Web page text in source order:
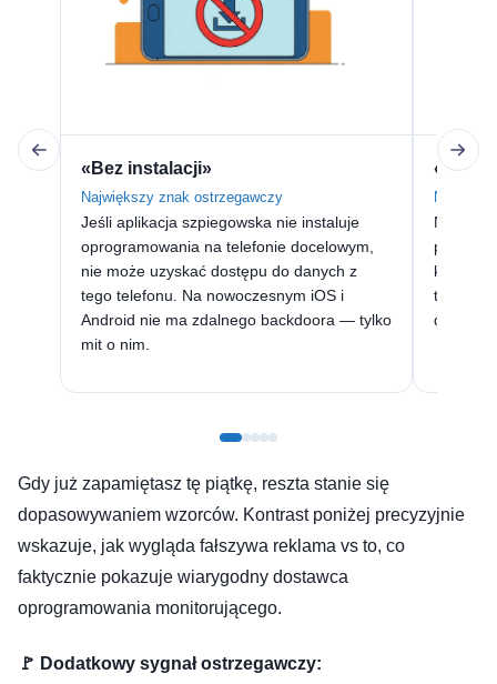
«Bez instalacji»
Największy znak ostrzegawczy
Jeśli aplikacja szpiegowska nie instaluje
oprogramowania na telefonie docelowym,
nie może uzyskać dostępu do danych z
tego telefonu. Na nowoczesnym iOS i
Android nie ma zdalnego backdoora — tylko
mit o nim.
Numer
Numer
kamer,
twierdzi
dane.
Gdy już zapamiętasz tę piątkę, reszta stanie się
dopasowywaniem wzorców. Kontrast poniżej precyzyjnie
wskazuje, jak wygląda fałszywa reklama vs to, co
faktycznie pokazuje wiarygodny dostawca
oprogramowania monitorującego.
🚩 Dodatkowy sygnał ostrzegawczy: